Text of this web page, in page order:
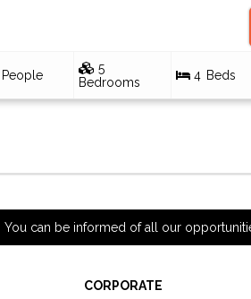
People
5
Bedrooms
4 Beds
You can be informed of all our
CORPORATE